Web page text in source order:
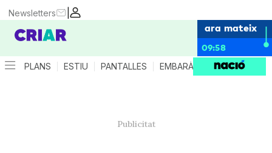
|
Newsletters
ara mateix
09:58
PLANS ESTIU PANTALLES EMBARÀS CRIANÇA